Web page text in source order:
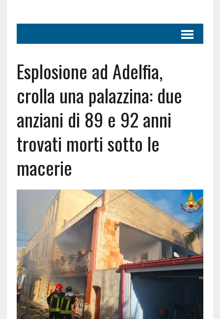
Esplosione ad Adelfia,
crolla una palazzina: due
anziani di 89 e 92 anni
trovati morti sotto le
macerie